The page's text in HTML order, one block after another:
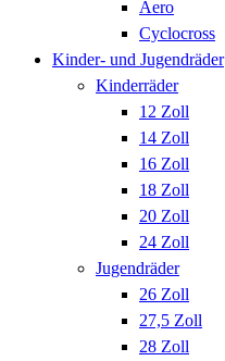
Aero
Cyclocross
Kinder- und Jugendräder
Kinderräder
12 Zoll
14 Zoll
16 Zoll
18 Zoll
20 Zoll
24 Zoll
Jugendräder
26 Zoll
27,5 Zoll
28 Zoll